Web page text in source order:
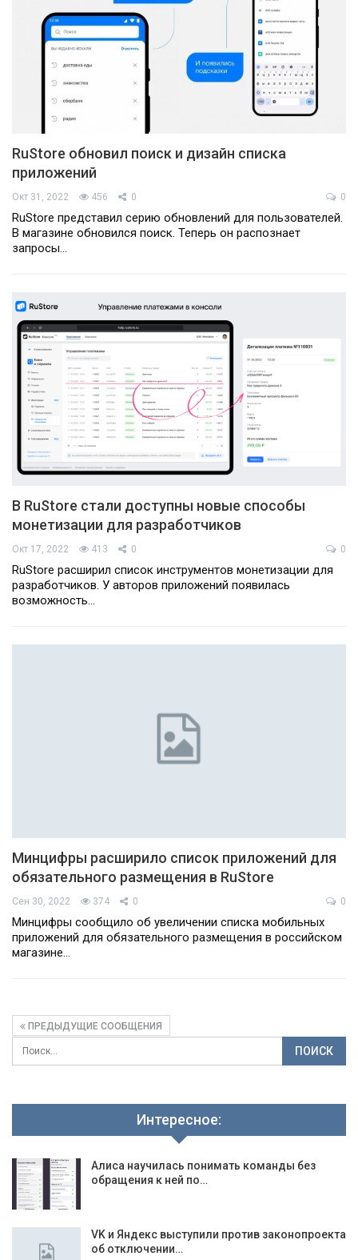
RuStore обновил поиск и дизайн списка
приложений
Окт 31, 2022 456 0 0
RuStore представил серию обновлений для пользователей.
В магазине обновился поиск. Теперь он распознает
запросы…
В RuStore стали доступны новые способы
монетизации для разработчиков
Окт 17, 2022 413 0 0
RuStore расширил список инструментов монетизации для
разработчиков. У авторов приложений появилась
возможность…
Минцифры расширило список приложений для
обязательного размещения в RuStore
Сен 30, 2022 374 0 0
Минцифры сообщило об увеличении списка мобильных
приложений для обязательного размещения в российском
магазине…
ПРЕДЫДУЩИЕ СООБЩЕНИЯ
Интересное:
Алиса научилась понимать команды без
обращения к ней по…
VK и Яндекс выступили против законопроекта
об отключении…